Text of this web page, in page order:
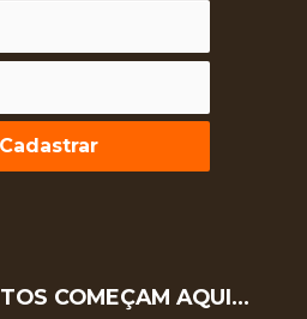
Cadastrar
COMEÇAM AQUI…